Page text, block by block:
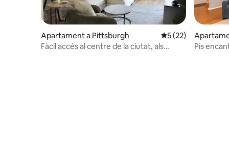
Apartament a Pittsburgh 5 de puntuació
5 (22)
Fàcil accés al centre de la ciutat, als
Pis